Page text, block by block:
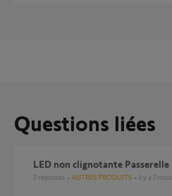
Questions liées
LED non clignotante
7 réponses AUTRES PRODUITS il y a 7 mois